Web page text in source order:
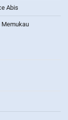
Abis
Memukau